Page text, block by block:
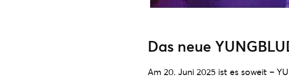
Das neue
Am 20. Juni 2025 ist es soweit –